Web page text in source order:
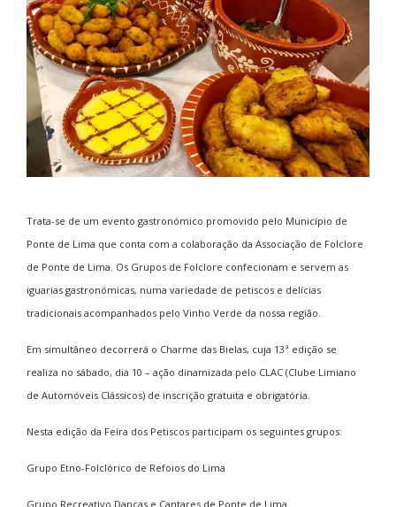
Trata-se de um evento gastronómico promovido pelo Município de
Ponte de Lima que conta com a colaboração da Associação de Folclore
de Ponte de Lima. Os Grupos de Folclore confecionam e servem as
iguarias gastronómicas, numa variedade de petiscos e delícias
tradicionais acompanhados pelo Vinho Verde da nossa região.
Em simultâneo decorrerá o Charme das Bielas, cuja 13ª edição se
realiza no sábado, dia 10 – ação dinamizada pelo CLAC (Clube Limiano
de Automóveis Clássicos) de inscrição gratuita e obrigatória.
Nesta edição da Feira dos Petiscos participam os seguintes grupos:
Grupo Etno-Folclórico de Refoios do Lima
Grupo Recreativo Danças e Cantares de Ponte de Lima